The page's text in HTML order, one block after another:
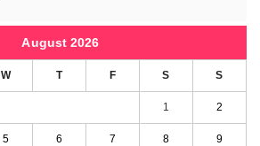
August 2026
W T F S S
1 2
5 6 7 8 9